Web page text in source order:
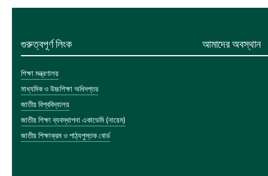
গুরুত্বপূর্ণ লিংক
শিক্ষা মন্ত্রণালয়
মাধ্যমিক ও উচ্চশিক্ষা অধিদপ্তর
জাতীয় বিশ্ববিদ্যালয়
জাতীয় শিক্ষা ব্যবস্থাপনা একাডেমি (নায়েম)
জাতীয় শিক্ষাক্রম ও পাঠ্যপুস্তক বোর্ড
আমাদের অবস্থান